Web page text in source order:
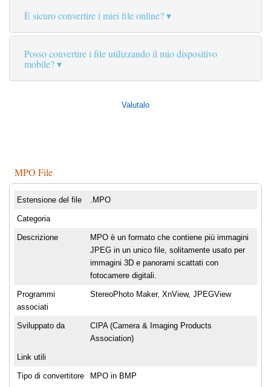
È sicuro convertire i miei file online?
Posso convertire i file utilizzando il mio dispositivo
mobile?
Valutalo
MPO File
Estensione del file .MPO
Categoria
Descrizione
MPO è un formato che contiene più immagini
JPEG in un unico file, solitamente usato per
immagini 3D e panorami scattati con
fotocamere digitali.
Programmi
associati
StereoPhoto Maker, XnView, JPEGView
Sviluppato da
CIPA (Camera & Imaging Products
Association)
Link utili
Tipo di convertitore MPO in BMP